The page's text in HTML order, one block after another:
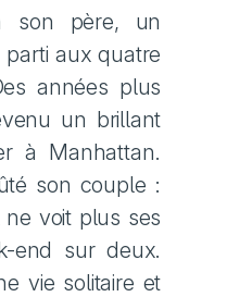
son père, un
aux quatre
années plus
un brillant
à Manhattan.
son couple :
ne voit plus ses
end sur deux.
vie solitaire et